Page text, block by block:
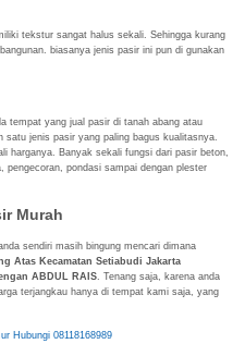
tekstur sangat halus sekali. Sehingga kurang
biasanya jenis pasir ini pun di gunakan
tempat yang jual pasir di tanah abang atau
satu jenis pasir yang paling bagus kualitasnya.
harganya. Banyak sekali fungsi dari pasir beton,
pengecoran, pondasi sampai dengan plester
Murah
sendiri masih bingung mencari dimana
Atas Kecamatan Setiabudi Jakarta
ABDUL RAIS. Tenang saja, karena anda
terjangkau hanya di tempat kami saja, yang
Hubungi 08118168989